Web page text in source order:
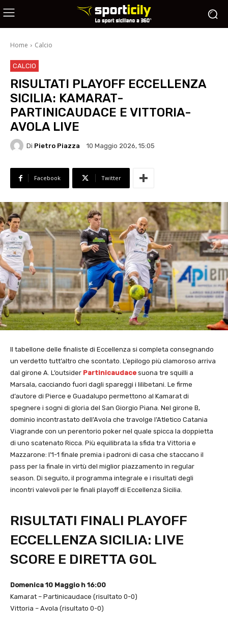
Home Calcio
CALCIO
RISULTATI PLAYOFF ECCELLENZA
SICILIA: KAMARAT-
PARTINICAUDACE E VITTORIA-
AVOLA LIVE
Di Pietro Piazza 10 Maggio 2026, 15:05
Facebook Twitter
Il tabellone delle finaliste di Eccellenza si completa consegnando
un verdetto tutt’altro che scontato. L’epilogo più clamoroso arriva
dal girone A. L’outsider Partinicaudace suona tre squilli a
Marsala, cacciando fuori dagli spareggi i lilibetani. Le firme
d’autore di Pierce e Guadalupo permettono al Kamarat di
spegnere i sogni di gloria del San Giorgio Piana. ​Nel girone B,
dominio incontrastato dell’Avola che travolge l’Atletico Catania
Viagrande con un perentorio poker nel quale spicca la doppietta
di uno scatenato Ricca. Più equilibrata la sfida tra Vittoria e
Mazzarone: l’1-1 finale premia i padroni di casa che staccano il
pass per la finale in virtù del miglior piazzamento in regular
season. Di seguito, il programma integrale e i risultati degli
incontri valevoli per le finali playoff di Eccellenza Sicilia.
RISULTATI FINALI PLAYOFF
ECCELLENZA SICILIA: LIVE
SCORE E DIRETTA GOL
Domenica 10 Maggio h 16:00
Kamarat – Partinicaudace (risultato 0-0)
Vittoria – Avola (risultato 0-0)